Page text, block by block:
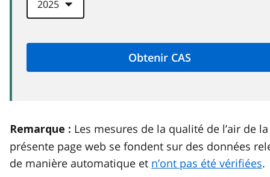
Remarque : Les mesures de la qualité de l’air de la
présente page web se fondent sur des données
de manière automatique et n’ont pas été vérifiées.